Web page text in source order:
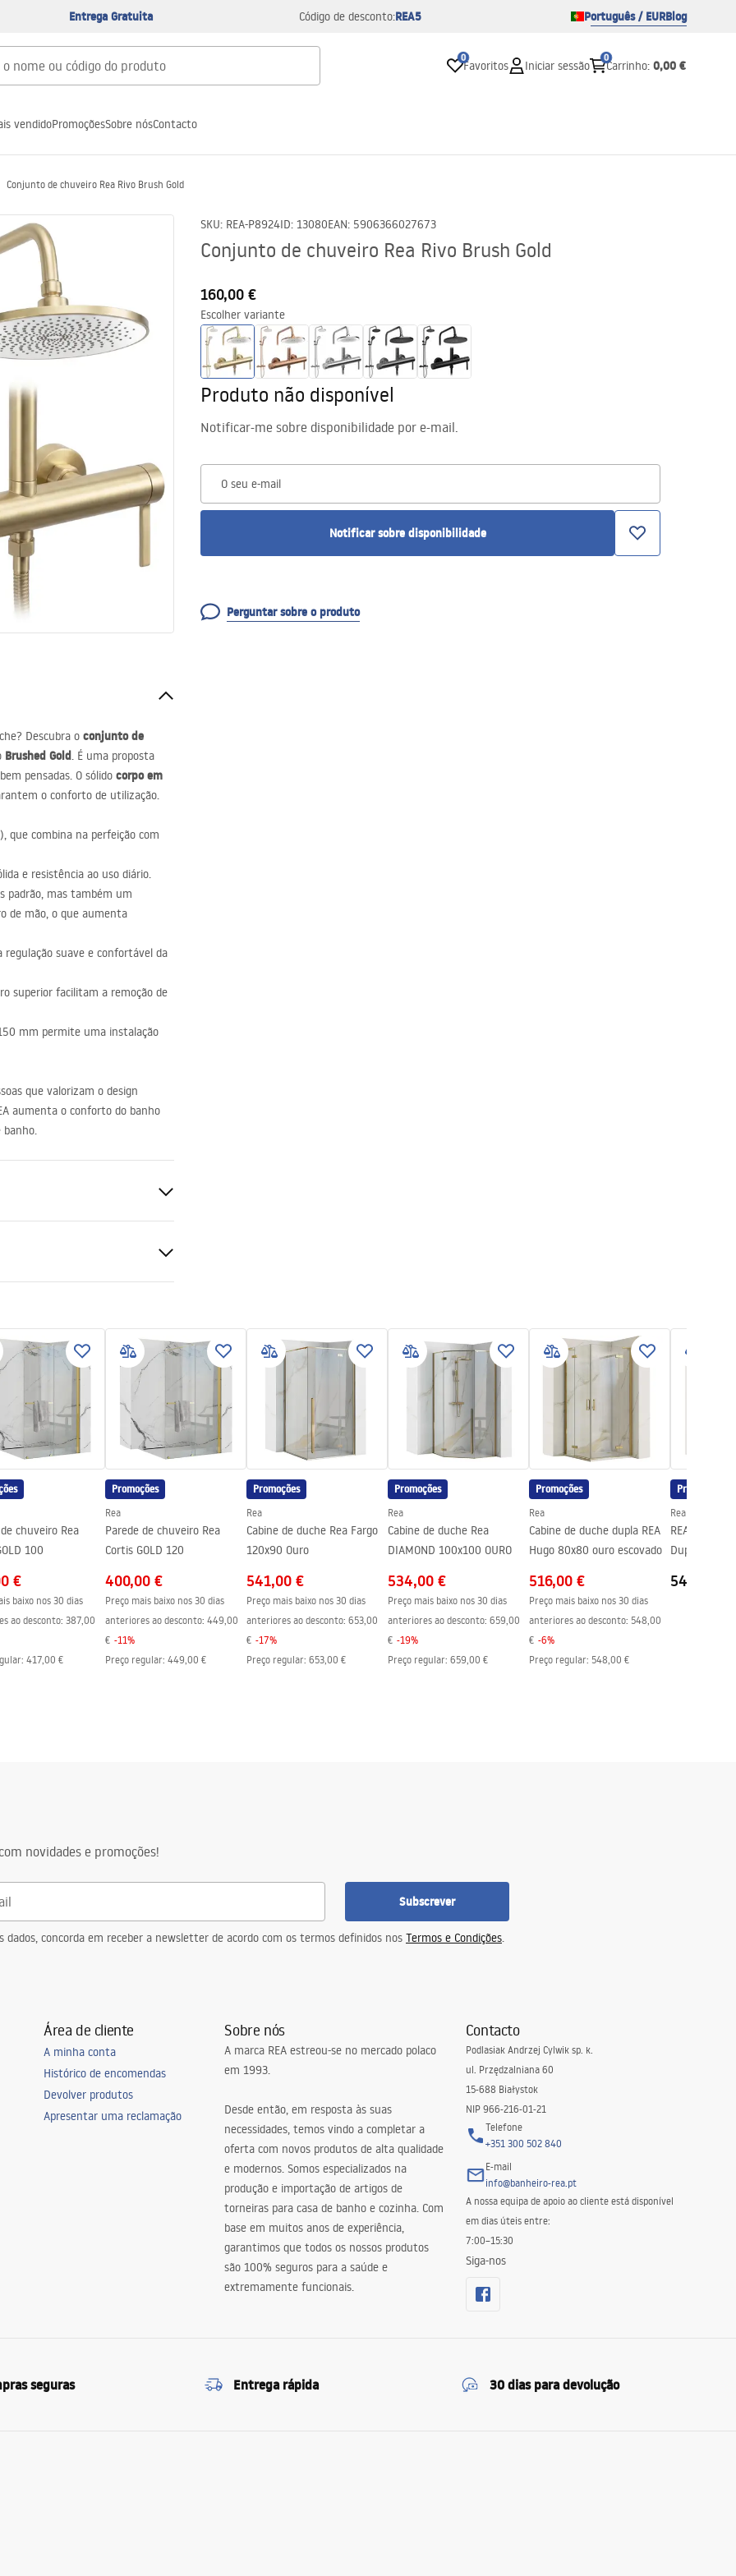
Entrega Gratuita Código de desconto:REA5 Português / EURBlog
0
Favoritos Iniciar sessão
0
Carrinho: 0,00 €
vendidoPromoçõesSobre nósContacto
Conjunto de chuveiro Rea Rivo Brush Gold
SKU: REA-P8924ID: 13080EAN: 5906366027673
Conjunto de chuveiro Rea Rivo Brush Gold
160,00 €
Escolher variante
Produto não disponível
Notificar-me sobre disponibilidade por e-mail.
O seu e-mail
Notificar sobre disponibilidade
Perguntar sobre o produto
Descubra o conjunto de
Brushed Gold. É uma proposta
pensadas. O sólido corpo em
o conforto de utilização.
), que combina na perfeição com
e resistência ao uso diário.
padrão, mas também um
de mão, o que aumenta
suave e confortável da
superior facilitam a remoção de
mm permite uma instalação
que valorizam o design
aumenta o conforto do banho
banho.
_5.pdf
chuveiro Rea
100
€
baixo nos 30 dias
ao desconto: 387,00
: 417,00 €
Promoções
Rea
Parede de chuveiro Rea
Cortis GOLD 120
400,00 €
Preço mais baixo nos 30 dias
anteriores ao desconto: 449,00
€ -11%
Preço regular: 449,00 €
Promoções
Rea
Cabine de duche Rea Fargo
120x90 Ouro
541,00 €
Preço mais baixo nos 30 dias
anteriores ao desconto: 653,00
€ -17%
Preço regular: 653,00 €
Promoções
Rea
Cabine de duche Rea
DIAMOND 100x100 OURO
534,00 €
Preço mais baixo nos 30 dias
anteriores ao desconto: 659,00
€ -19%
Preço regular: 659,00 €
Promoções
Rea
Cabine de duche dupla REA
Hugo 80x80 ouro escovado
516,00 €
Preço mais baixo nos 30 dias
anteriores ao desconto: 548,00
€ -6%
Preço regular: 548,00 €
Promoções
Rea
REA Hugo
Dupla 90x90
543,00 €
novidades e promoções!
Subscrever
dados, concorda em receber a newsletter de acordo com os termos definidos nos Termos e Condições.
Área de cliente
A minha conta
Histórico de encomendas
Devolver produtos
Apresentar uma reclamação
Sobre nós
A marca REA estreou-se no mercado polaco
em 1993.
Desde então, em resposta às suas
necessidades, temos vindo a completar a
oferta com novos produtos de alta qualidade
e modernos. Somos especializados na
produção e importação de artigos de
torneiras para casa de banho e cozinha. Com
base em muitos anos de experiência,
garantimos que todos os nossos produtos
são 100% seguros para a saúde e
extremamente funcionais.
Contacto
Podlasiak Andrzej Cylwik sp. k.
ul. Przędzalniana 60
15-688 Białystok
NIP 966-216-01-21
Telefone
+351 300 502 840
E-mail
info@banheiro-rea.pt
A nossa equipa de apoio ao cliente está disponível
em dias úteis entre:
7:00–15:30
Siga-nos
seguras Entrega rápida 30 dias para devolução